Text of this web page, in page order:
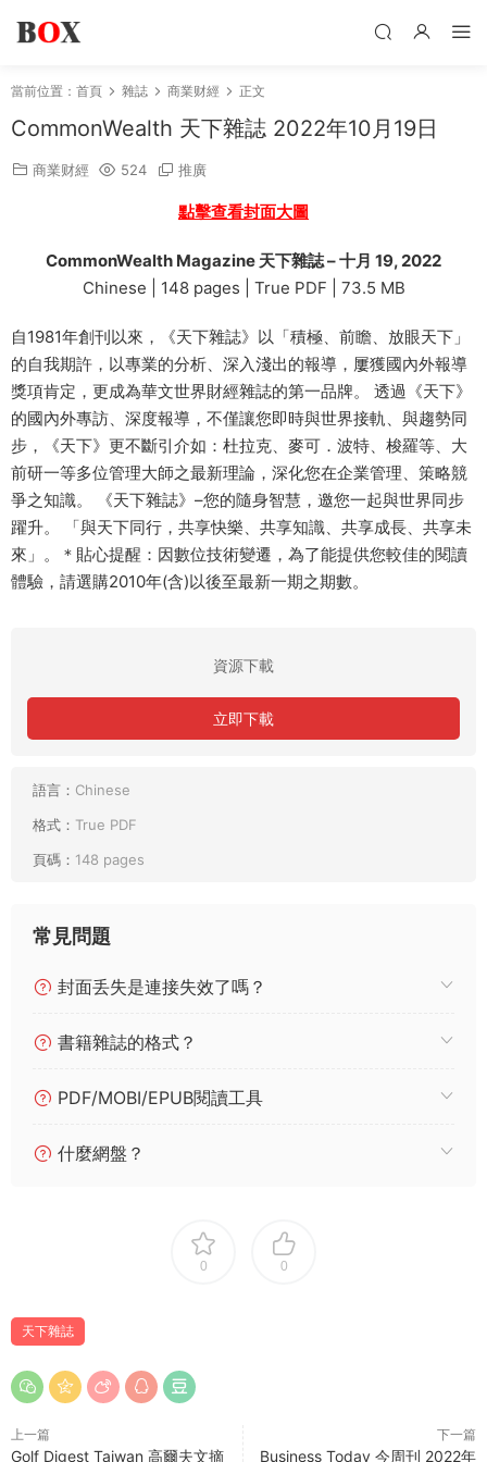
當前位置： 首頁 雜誌 商業财經 正文
CommonWealth 天下雜誌 2022年10月19日
商業财經 524 推廣
點擊查看封面大圖
CommonWealth Magazine 天下雜誌 – 十月 19, 2022
Chinese | 148 pages | True PDF | 73.5 MB
自1981年創刊以來，《天下雜誌》以「積極、前瞻、放眼天下」
的自我期許，以專業的分析、深入淺出的報導，屢獲國內外報導
獎項肯定，更成為華文世界財經雜誌的第一品牌。 透過《天下》
的國內外專訪、深度報導，不僅讓您即時與世界接軌、與趨勢同
步，《天下》更不斷引介如：杜拉克、麥可．波特、梭羅等、大
前研一等多位管理大師之最新理論，深化您在企業管理、策略競
爭之知識。 《天下雜誌》–您的隨身智慧，邀您一起與世界同步
躍升。 「與天下同行，共享快樂、共享知識、共享成長、共享未
來」。＊貼心提醒：因數位技術變遷，為了能提供您較佳的閱讀
體驗，請選購2010年(含)以後至最新一期之期數。
資源下載
立即下載
語言： Chinese
格式： True PDF
頁碼： 148 pages
常見問題
封面丢失是連接失效了嗎？
書籍雜誌的格式？
PDF/MOBI/EPUB閱讀工具
什麼網盤？
0 0
天下雜誌
上一篇
Golf Digest Taiwan 高爾夫文摘
下一篇
Business Today 今周刊 2022年